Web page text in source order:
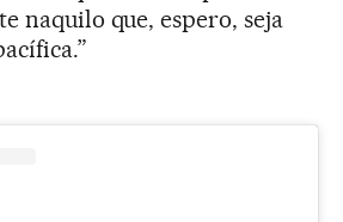
naquilo que, espero, seja